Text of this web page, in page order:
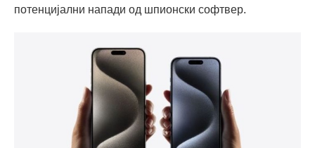
потенцијални напади од шпионски софтвер.